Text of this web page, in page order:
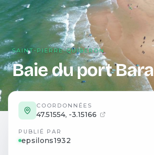
SAINT-PIERRE-QUIBERON
Baie du port Bara
COORDONNÉES
47.51554, -3.15166
PUBLIÉ PAR
epsilons1932